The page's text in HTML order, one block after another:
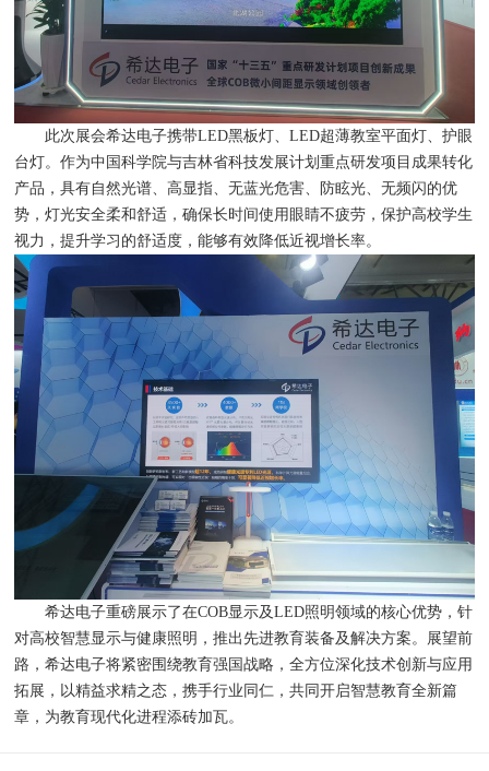
此次展会希达电子携带LED黑板灯、LED超薄教室平面灯、护眼
台灯。作为中国科学院与吉林省科技发展计划重点研发项目成果转化
产品，具有自然光谱、高显指、无蓝光危害、防眩光、无频闪的优
势，灯光安全柔和舒适，确保长时间使用眼睛不疲劳，保护高校学生
视力，提升学习的舒适度，能够有效降低近视增长率。
希达电子重磅展示了在COB显示及LED照明领域的核心优势，针
对高校智慧显示与健康照明，推出先进教育装备及解决方案。展望前
路，希达电子将紧密围绕教育强国战略，全方位深化技术创新与应用
拓展，以精益求精之态，携手行业同仁，共同开启智慧教育全新篇
章，为教育现代化进程添砖加瓦。